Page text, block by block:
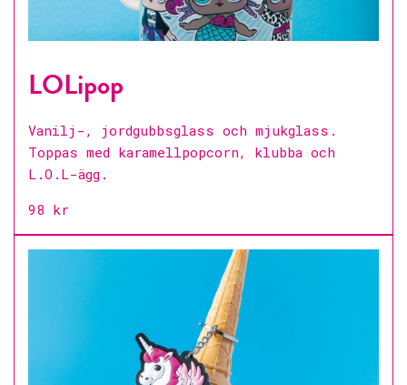
LOLipop
Vanilj-, jordgubbsglass och mjukglass.
Toppas med karamellpopcorn, klubba och
L.O.L-ägg.
98 kr